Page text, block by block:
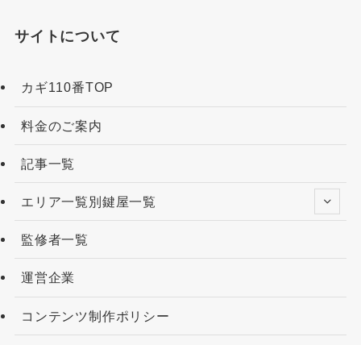
サイトについて
カギ110番TOP
料金のご案内
記事一覧
エリア一覧別鍵屋一覧
監修者一覧
運営企業
コンテンツ制作ポリシー